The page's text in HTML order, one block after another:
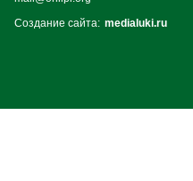
Создание сайта: medialuki.ru